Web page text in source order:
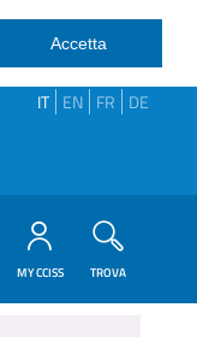
Accetta
IT EN FR DE
MY CCISS TROVA